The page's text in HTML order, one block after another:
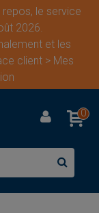
le service
2026.
et les
client > Mes
0